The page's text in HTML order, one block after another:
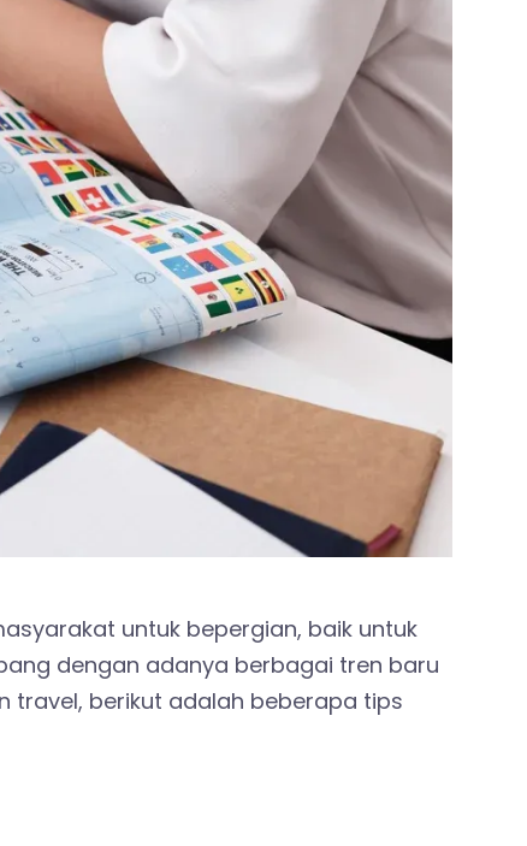
untuk bepergian, baik untuk
dengan adanya berbagai tren baru
travel, berikut adalah beberapa tips